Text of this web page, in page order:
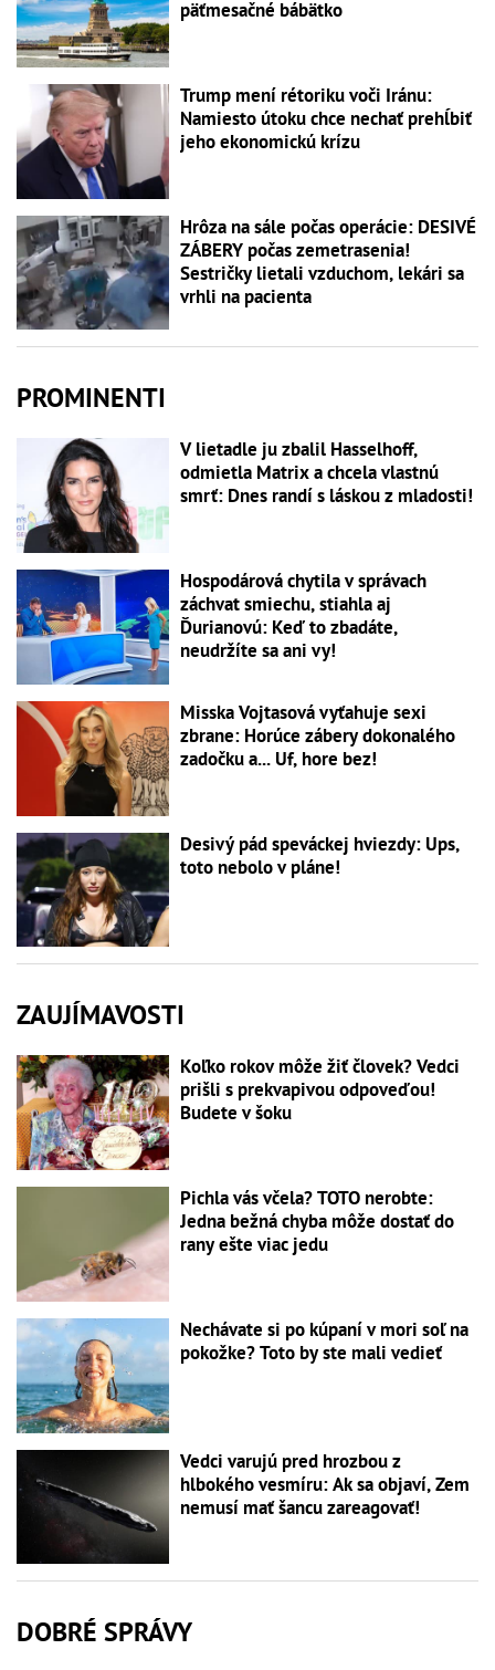
päťmesačné bábätko
Trump mení rétoriku voči Iránu:
Namiesto útoku chce nechať prehĺbiť
jeho ekonomickú krízu
Hrôza na sále počas operácie: DESIVÉ
ZÁBERY počas zemetrasenia!
Sestričky lietali vzduchom, lekári sa
vrhli na pacienta
PROMINENTI
V lietadle ju zbalil Hasselhoff,
odmietla Matrix a chcela vlastnú
smrť: Dnes randí s láskou z mladosti!
Hospodárová chytila v správach
záchvat smiechu, stiahla aj
Ďurianovú: Keď to zbadáte,
neudržíte sa ani vy!
Misska Vojtasová vyťahuje sexi
zbrane: Horúce zábery dokonalého
zadočku a... Uf, hore bez!
Desivý pád speváckej hviezdy: Ups,
toto nebolo v pláne!
ZAUJÍMAVOSTI
Koľko rokov môže žiť človek? Vedci
prišli s prekvapivou odpoveďou!
Budete v šoku
Pichla vás včela? TOTO nerobte:
Jedna bežná chyba môže dostať do
rany ešte viac jedu
Nechávate si po kúpaní v mori soľ na
pokožke? Toto by ste mali vedieť
Vedci varujú pred hrozbou z
hlbokého vesmíru: Ak sa objaví, Zem
nemusí mať šancu zareagovať!
DOBRÉ SPRÁVY